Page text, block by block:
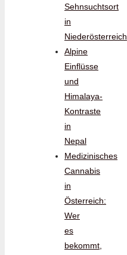
Sehnsuchtsort
in
Niederösterreich
Alpine
Einflüsse
und
Himalaya-
Kontraste
in
Nepal
Medizinisches
Cannabis
in
Österreich:
Wer
es
bekommt,